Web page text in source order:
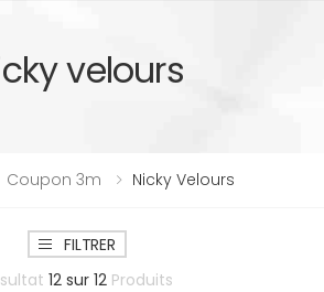
velours
Coupon 3m Nicky Velours
FILTRER
12 sur 12 Produits